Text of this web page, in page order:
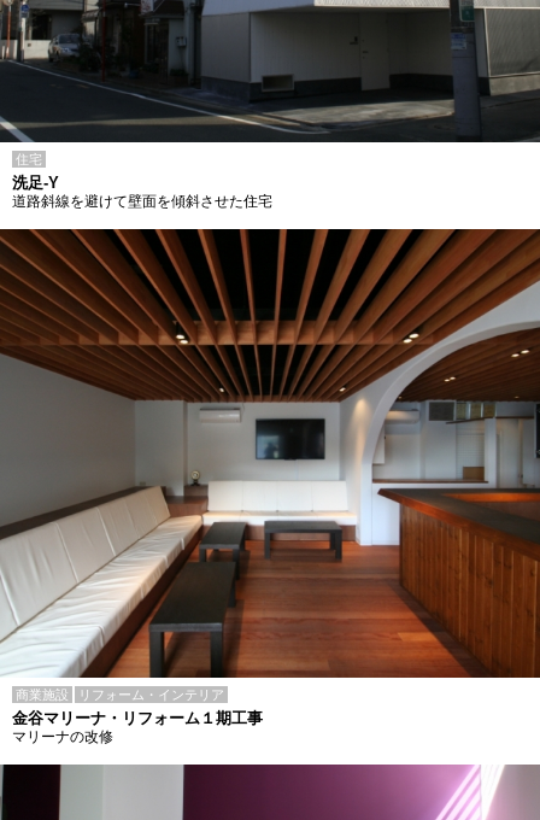
住宅
洗足-Y
道路斜線を避けて壁面を傾斜させた住宅
商業施設 リフォーム・インテリア
金谷マリーナ・リフォーム１期工事
マリーナの改修